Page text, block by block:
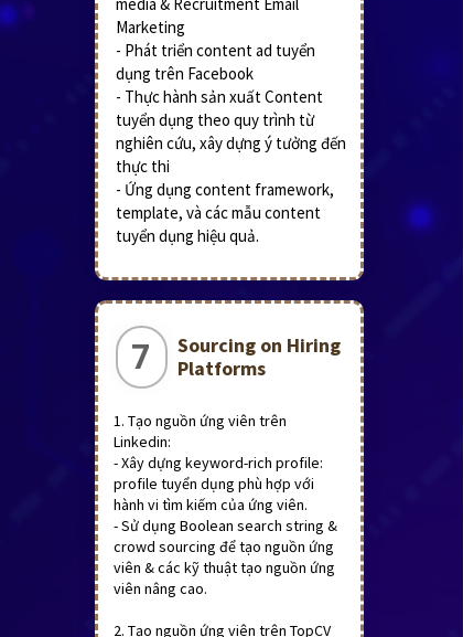
Marketing
- Phát triển content ad tuyển
dụng trên Facebook
- Thực hành sản xuất Content
tuyển dụng theo quy trình từ
nghiên cứu, xây dựng ý tưởng đến
thực thi
- Ứng dụng content framework,
template, và các mẫu content
tuyển dụng hiệu quả.
Sourcing on Hiring
Platforms
1. Tạo nguồn ứng viên trên
Linkedin:
- Xây dựng keyword-rich profile:
profile tuyển dụng phù hợp với
hành vi tìm kiếm của ứng viên.
- Sử dụng Boolean search string &
crowd sourcing để tạo nguồn ứng
viên & các kỹ thuật tạo nguồn ứng
viên nâng cao.
2. Tạo nguồn ứng viên trên TopCV
7